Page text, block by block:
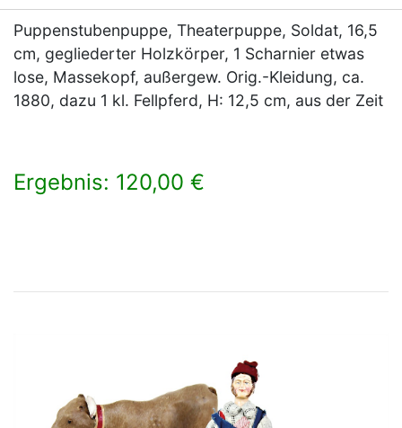
Puppenstubenpuppe, Theaterpuppe, Soldat, 16,5
cm, gegliederter Holzkörper, 1 Scharnier etwas
lose, Massekopf, außergew. Orig.-Kleidung, ca.
1880, dazu 1 kl. Fellpferd, H: 12,5 cm, aus der Zeit
Ergebnis: 120,00 €